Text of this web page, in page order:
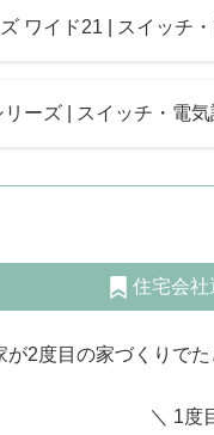
ワイド21 | スイッチ
ーズ | スイッチ・電
住宅会社
が2度目の家づくりでた
＼ 1度